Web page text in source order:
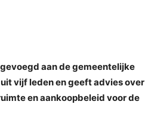
aan de gemeentelijke
vijf leden en geeft advies over
en aankoopbeleid voor de